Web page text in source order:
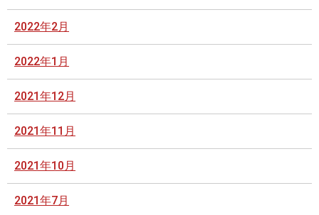
2022年2月
2022年1月
2021年12月
2021年11月
2021年10月
2021年7月